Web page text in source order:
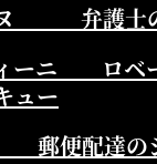
ヌ 弁護士
ーニ ロベ
ュー
郵便配達の